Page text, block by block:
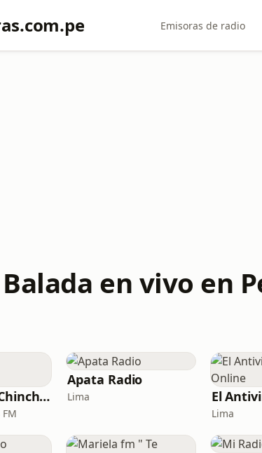
Emisoras de radio
en vivo en
Antena Sur Chincheros
Apata Radio
Lima
Lima